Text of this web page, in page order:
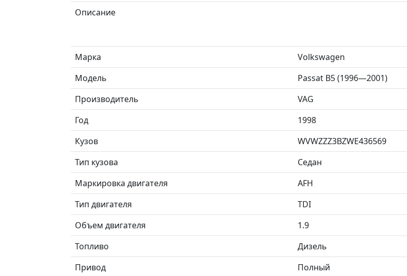
Описание
Марка
Volkswagen
Модель
Passat B5 (1996—2001)
Производитель
VAG
Год
1998
Кузов
WVWZZZ3BZWE436569
Тип кузова
Седан
Маркировка двигателя
AFH
Тип двигателя
TDI
Объем двигателя
1.9
Топливо
Дизель
Привод
Полный